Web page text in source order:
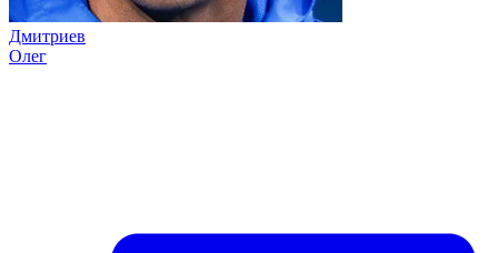
Дмитриев
Олег